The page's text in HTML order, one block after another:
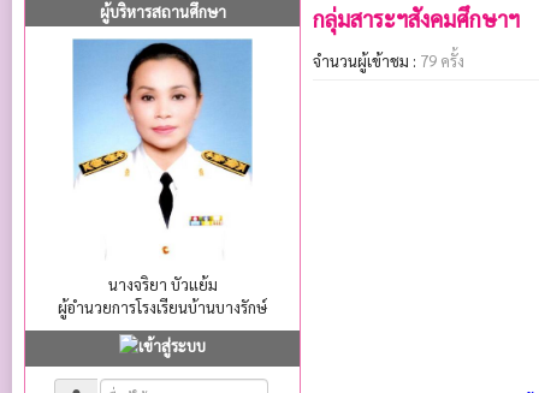
ผู้บริหารสถานศึกษา
นางจริยา บัวแย้ม
ผู้อำนวยการโรงเรียนบ้านบางรักษ์
กลุ่มสาระฯสังคมศึกษาฯ
จำนวนผู้เข้าชม : 79 ครั้ง